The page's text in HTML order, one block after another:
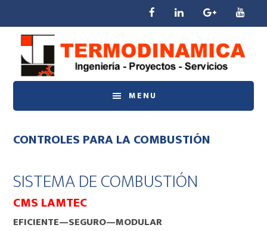
contenido
principal
barra
lateral
principal
página
MENU
CONTROLES PARA LA COMBUSTIÓN
SISTEMA DE COMBUSTIÓN
CMS LAMTEC
EFICIENTE—SEGURO—MODULAR